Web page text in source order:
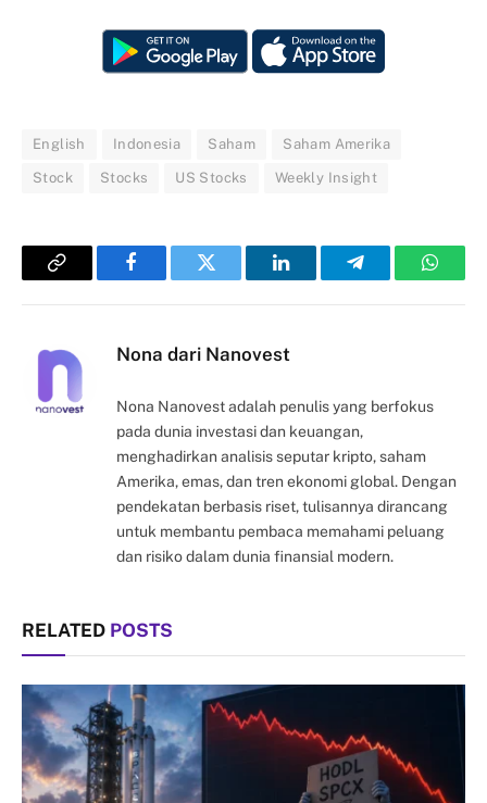
English Indonesia Saham Saham Amerika
Stock Stocks US Stocks Weekly Insight
Copy
FacebookTwitter LinkedInTelegram
Nona dari Nanovest
Nona Nanovest adalah penulis yang berfokus
pada dunia investasi dan keuangan,
menghadirkan analisis seputar kripto, saham
Amerika, emas, dan tren ekonomi global. Dengan
pendekatan berbasis riset, tulisannya dirancang
untuk membantu pembaca memahami peluang
dan risiko dalam dunia finansial modern.
RELATED POSTS